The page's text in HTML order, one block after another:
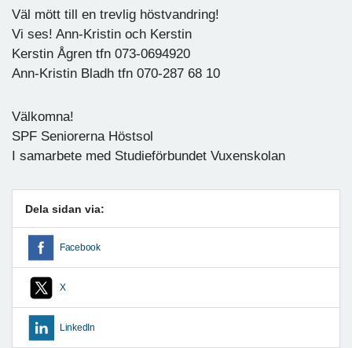
Väl mött till en trevlig höstvandring!
Vi ses! Ann-Kristin och Kerstin
Kerstin Ågren tfn 073-0694920
Ann-Kristin Bladh tfn 070-287 68 10
Välkomna!
SPF Seniorerna Höstsol
I samarbete med Studieförbundet Vuxenskolan
Dela sidan via:
Facebook
X
LinkedIn